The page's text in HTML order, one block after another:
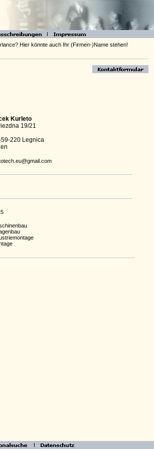
Hier könnte auch Ihr (Firmen-)Name stehen!
Kurleto
19/21
59-220 Legnica